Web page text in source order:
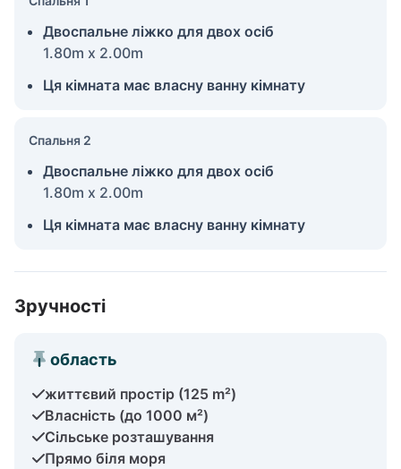
Двоспальне ліжко для двох осіб
1.80m x 2.00m
Ця кімната має власну ванну кімнату
Спальня 2
Двоспальне ліжко для двох осіб
1.80m x 2.00m
Ця кімната має власну ванну кімнату
Зручності
область
життєвий простір (125 m²)
Власність (до 1000 м²)
Сільське розташування
Прямо біля моря